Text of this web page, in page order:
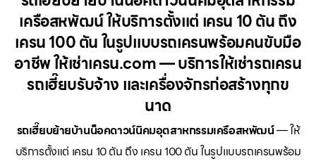
เครือสหพัฒน์ ให้บริการตั้งแต่ เครน 10 ตัน ถึง
เครน 100 ตัน ในรูปแบบรถเครนพร้อมคนขับมือ
อาชีพ ให้เช่าเครน.com — บริการให้เช่ารถเครน
รถเฮี๊ยบรับจ้าง และเครื่องจักรก่อสร้างทุกข
นาด
รถเฮี๊ยบย้ายบ้านน็อคดาวน์นิคมอุตสาหกรรมเครือสหพัฒน์— ให้
บริการตั้งแต่ เครน 10 ตัน ถึง เครน 100 ตัน ในรูปแบบรถเครนพร้อม